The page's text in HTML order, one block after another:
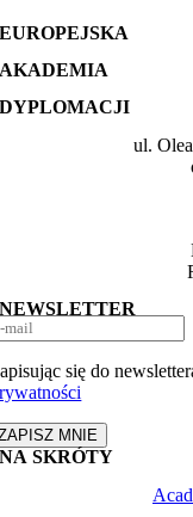
EUROPEJSKA
AKADEMIA
DYPLOMACJI
ul.
NEWSLETTER
się do
MNIE
NA SKRÓTY